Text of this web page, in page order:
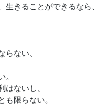
きることができるなら、
ない、
ないし、
限らない。